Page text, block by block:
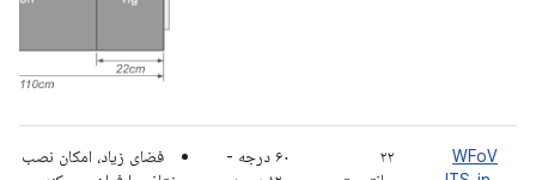
WFoV
۲۲
۶۰ درجه -